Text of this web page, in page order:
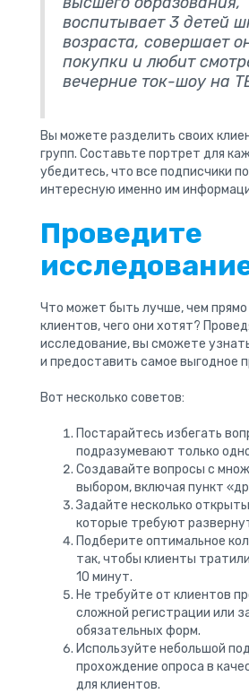
воспитывает 3 детей
возраста, совершает
покупки и любит
вечерние ток-шоу на
Вы можете разделить своих
групп. Составьте портрет для
убедитесь, что все подписчики
интересную именно им
Проведите
Что может быть лучше, чем прямо
клиентов, чего они хотят?
исследование, вы сможете
и предоставить самое выгодное
Вот несколько советов:
Постарайтесь избегать
подразумевают только
Создавайте вопросы с
выбором, включая пункт
Задайте несколько
которые требуют
Подберите оптимальное
так, чтобы клиенты
10 минут.
Не требуйте от клиентов
сложной регистрации или
обязательных форм.
Используйте небольшой
прохождение опроса в
для клиентов.